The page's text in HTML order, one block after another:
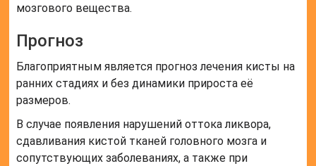
мозгового вещества.
Прогноз
Благоприятным является прогноз лечения кисты на
ранних стадиях и без динамики прироста её
размеров.
В случае появления нарушений оттока ликвора,
сдавливания кистой тканей головного мозга и
сопутствующих заболеваниях, а также при